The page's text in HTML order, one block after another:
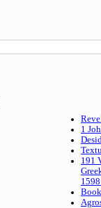
1
191